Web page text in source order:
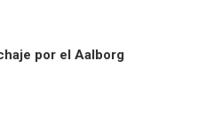
por el Aalborg